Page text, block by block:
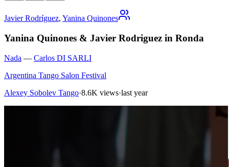
Javier Rodríguez, Yanina Quinones
Yanina Quinones & Javier Rodriguez in Ronda
Nada — Carlos DI SARLI
Argentina Tango Salon Festival
Alexey Sobolev Tango·8.6K views·last year